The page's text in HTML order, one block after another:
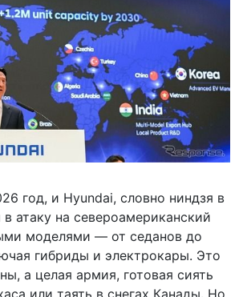
год, и Hyundai, словно ниндзя в
в атаку на североамериканский
моделями — от седанов до
гибриды и электрокары. Это
а целая армия, готовая сиять
или таять в снегах Канады. Но